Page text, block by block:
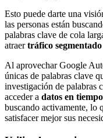
Esto puede darte una
las personas están
palabras clave de cola
atraertráfico segmentado
Al aprovechar Google
únicas de palabras clave
investigación de palabras
acceder a datos en
buscando activamente, lo
satisfacer mejor sus